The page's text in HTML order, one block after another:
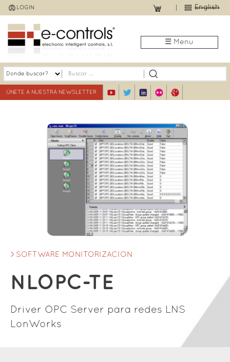
Jump
to
navigation
LOGIN English
☰ Menu
ÚNETE A NUESTRA NEWSLETTER
SOFTWARE MONITORIZACION
NLOPC-TE
Driver OPC Server para redes LNS
LonWorks